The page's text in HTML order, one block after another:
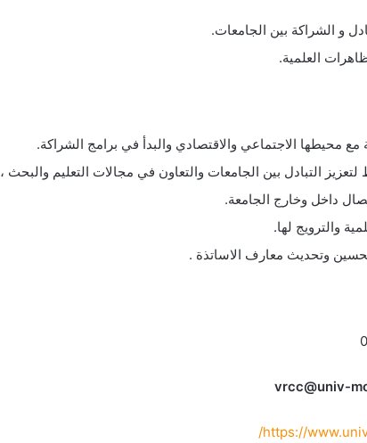
و الشراكة بين الجامعات.
العلمية.
مع محيطها الاجتماعي والاقتصادي والبدأ في برامج الشراكة.
التبادل بين الجامعات والتعاون في مجالات التعليم والبحث ،
داخل وخارج الجامعة.
والترويج لها.
وتحديث معارف الاساتذة .
vrcc@univ-
https://